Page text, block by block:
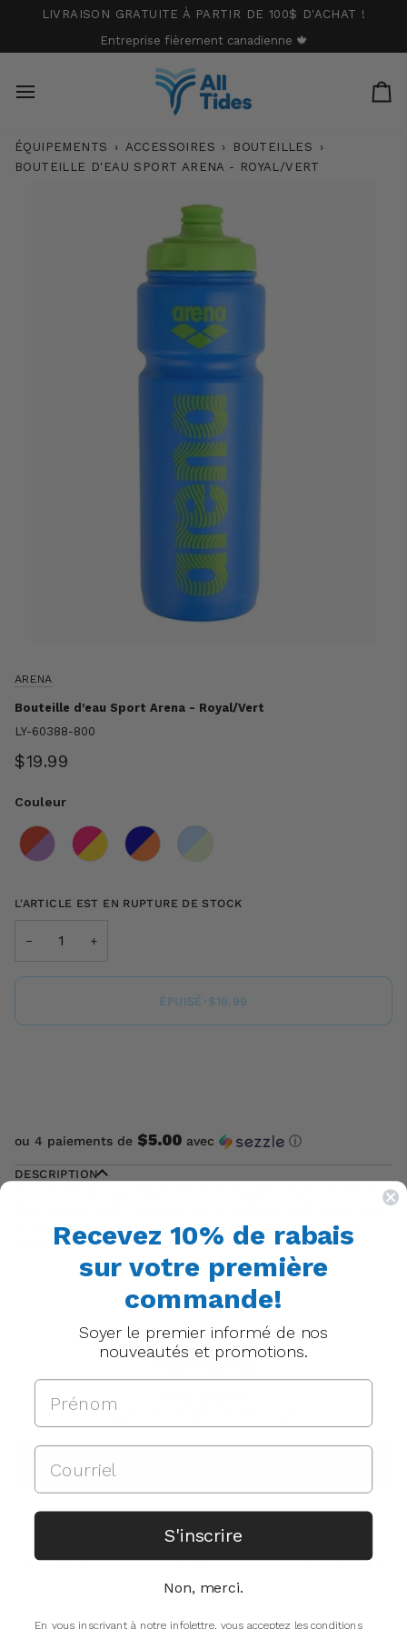
LIVRAISON GRATUITE À PARTIR DE 100$ D'ACHAT !
Entreprise fièrement canadienne 🍁
ÉQUIPEMENTS › ACCESSOIRES › BOUTEILLES
›
BOUTEILLE D'EAU SPORT ARENA - ROYAL/VERT
ARENA
Bouteille d'eau Sport Arena - Royal/Vert
LY-60388-800
$19.99
Couleur
L'ARTICLE EST EN RUPTURE DE STOCK
− +
ÉPUISÉ $19.99
ou 4 paiements de $5.00 avec ⓘ
DESCRIPTION
un bouchon à ouverture facile. PEBD de qualité alimentaire,
100% recyclages et compatible lave-vaisselle.
Avis Clients
Soyez le premier à écrire un avis
DES PRODUITS QUI POURRAIENT VOUS INTÉRESSER
Recevez 10% de rabais
sur votre première
commande!
Soyer le premier informé de nos
nouveautés et promotions.
S'inscrire
Non, merci.
En vous inscrivant à notre infolettre, vous acceptez les conditions